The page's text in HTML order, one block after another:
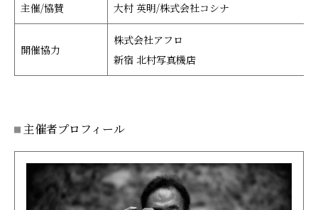
主催/協賛 大村 英明/株式会社コシナ
開催協力
株式会社アフロ
新宿 北村写真機店
主催者プロフィール